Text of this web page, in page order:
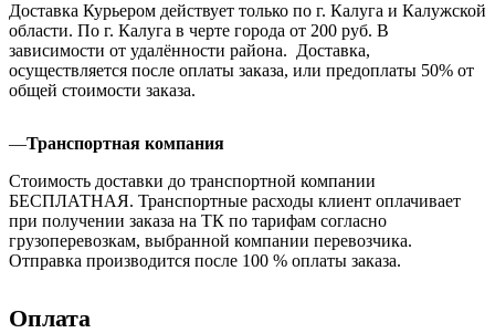
Доставка Курьером действует только по г. Калуга и Калужской
области. По г. Калуга в черте города от 200 руб. В
зависимости от удалённости района. Доставка,
осуществляется после оплаты заказа, или предоплаты 50% от
общей стоимости заказа.
—Транспортная компания
Стоимость доставки до транспортной компании
БЕСПЛАТНАЯ. Транспортные расходы клиент оплачивает
при получении заказа на ТК по тарифам согласно
грузоперевозкам, выбранной компании перевозчика.
Отправка производится после 100 % оплаты заказа.
Оплата